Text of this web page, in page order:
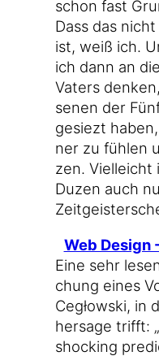
schon fast
Dass das
ist, weiß ich.
ich dann an
Vaters
se­nen der
gesiezt
ner zu füh­len
zen. Viel­leicht
Duzen auch
Web Design
Eine sehr
chung eines
Cegłow­ski, in
her­sa­ge trifft:
sho­cking